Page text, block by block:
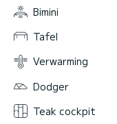
Bimini
Tafel
Verwarming
Dodger
Teak cockpit